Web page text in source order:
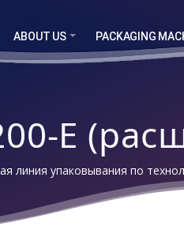
ABOUT US PACKAGING
E
линия упаковывания по